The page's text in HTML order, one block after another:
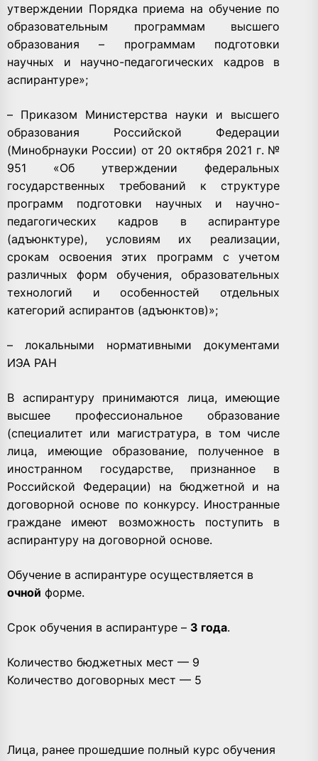
утверждении Порядка приема на обучение по
образовательным программам высшего
образования – программам подготовки
научных и научно-педагогических кадров в
аспирантуре»;
– Приказом Министерства науки и высшего
образования Российской Федерации
(Минобрнауки России) от 20 октября 2021 г. №
951 «Об утверждении федеральных
государственных требований к структуре
программ подготовки научных и научно-
педагогических кадров в аспирантуре
(адъюнктуре), условиям их реализации,
срокам освоения этих программ с учетом
различных форм обучения, образовательных
технологий и особенностей отдельных
категорий аспирантов (адъюнктов)»;
– локальными нормативными документами
ИЭА РАН
В аспирантуру принимаются лица, имеющие
высшее профессиональное образование
(специалитет или магистратура, в том числе
лица, имеющие образование, полученное в
иностранном государстве, признанное в
Российской Федерации) на бюджетной и на
договорной основе по конкурсу. Иностранные
граждане имеют возможность поступить в
аспирантуру на договорной основе.
Обучение в аспирантуре осуществляется в
очной форме.
Срок обучения в аспирантуре – 3 года.
Количество бюджетных мест — 9
Количество договорных мест — 5
Лица, ранее прошедшие полный курс обучения